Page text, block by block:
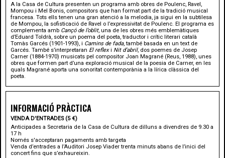
A la Casa de Cultura presenten un programa amb obres de Poulenc, Ravel,
Mompou i Mel Bonis, compositors que han format part de la tradició musical
francesa. Tots ells tenen una gran atenció a la melodia, ja sigui en la subtilesa
de Mompou, la sofisticació de Ravel o l’expressivitat de Poulenc. El programa es
complementa amb Cançó de l’oblit, una de les obres més emblemàtiques
d’Eduard Toldrà, sobre un poema del poeta, traductor i crític literari català
Tomàs Garcés (1901-1993), i Camins de fada, també basada en un text de
Garcés. També s’interpretaran El reflexi Nit d’abril, dos poemes de Josep
Carner (1884-1970) musicats pel compositor Joan Magrané (Reus, 1988), unes
obres que formen part d’una exploració musical de la poesia de Carner, en les
quals Magrané aporta una sonoritat contemporània a la lírica clàssica del
poeta.
INFORMACIÓ PRÀCTICA
VENDA D'ENTRADES (5 €)
Anticipades a Secretaria de la Casa de Cultura de dilluns a divendres de 9.30 a
17 h
Només s'acceptaran pagaments amb targeta
Venda d’entrades a l’Auditori Josep Viader trenta minuts abans de l’inici del
concert fins que s’exhaureixin.